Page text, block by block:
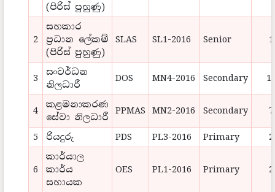
(පිරිස් පුහුණු)
2
සහකාර
ප්‍රධාන ලේකම්
(පිරිස් පුහුණු)
SLAS SL1-2016 Senior 1
3
සංවර්ධන
නිලධාරී
DOS MN4-2016 Secondary
4
කළමනාකරණ
සේවා නිලධාරී
PPMAS MN2-2016 Secondary 7
5 රියදුරු PDS PL3-2016 Primary 2
6
කාර්යාල
කාර්ය
සහායක
OES PL1-2016 Primary 2